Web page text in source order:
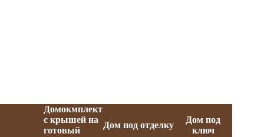
Домокмплект
с крышей на
готовый
Дом под отделку
Дом под
ключ